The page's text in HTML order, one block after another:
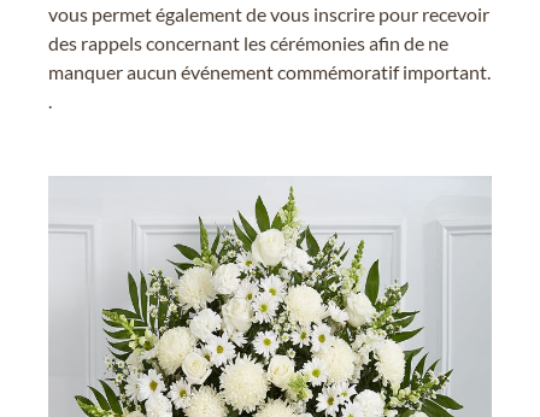
vous permet également de vous inscrire pour recevoir
des rappels concernant les cérémonies afin de ne
manquer aucun événement commémoratif important.